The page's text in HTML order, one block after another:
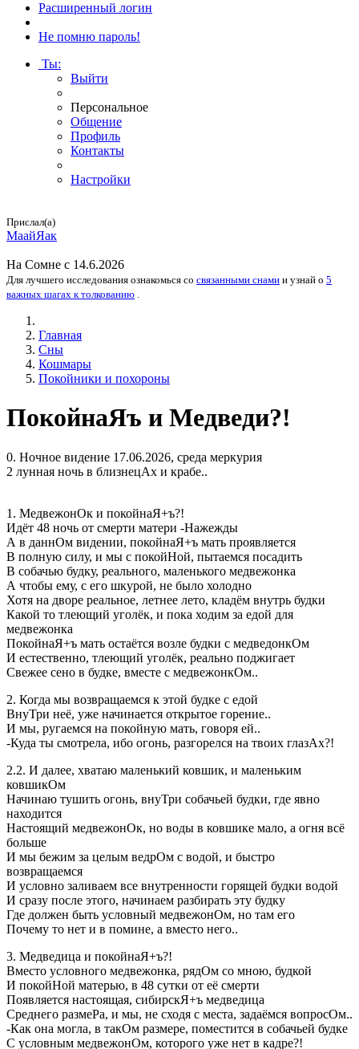
Расширенный логин
Не помню пароль!
Ты:
Выйти
Персональное
Общение
Профиль
Контакты
Настройки
Прислал(а)
МаайЯак
На Сомне с 14.6.2026
Для лучшего исследования ознакомься со связанными снами и узнай о 5
важных шагах к толкованию .
Главная
Сны
Кошмары
Покойники и похороны
ПокойнаЯъ и Медведи?!
0. Ночное видение 17.06.2026, среда меркурия
2 лунная ночь в близнецАх и крабе..
1. МедвежонОк и покойнаЯ+ъ?!
Идёт 48 ночь от смерти матери -Нажежды
А в даннОм видении, покойнаЯ+ъ мать проявляется
В полную силу, и мы с покойНой, пытаемся посадить
В собачью будку, реального, маленького медвежонка
А чтобы ему, с его шкурой, не было холодно
Хотя на дворе реальное, летнее лето, кладём внутрь будки
Какой то тлеющий уголёк, и пока ходим за едой для
медвежонка
ПокойнаЯ+ъ мать остаётся возле будки с медведонкОм
И естественно, тлеющий уголёк, реально поджигает
Свежее сено в будке, вместе с медвежонкОм..
2. Когда мы возвращаемся к этой будке с едой
ВнуТри неё, уже начинается открытое горение..
И мы, ругаемся на покойную мать, говоря ей..
-Куда ты смотрела, ибо огонь, разгорелся на твоих глазАх?!
2.2. И далее, хватаю маленький ковшик, и маленьким
ковшикОм
Начинаю тушить огонь, внуТри собачьей будки, где явно
находится
Настоящий медвежонОк, но воды в ковшике мало, а огня всё
больше
И мы бежим за целым ведрОм с водой, и быстро
возвращаемся
И условно заливаем все внутренности горящей будки водой
И сразу после этого, начинаем разбирать эту будку
Где должен быть условный медвежонОм, но там его
Почему то нет и в помине, а вместо него..
3. Медведица и покойнаЯ+ъ?!
Вместо условного медвежонка, рядОм со мною, будкой
И покойНой матерью, в 48 сутки от её смерти
Появляется настоящая, сибирскЯ+ъ медведица
Среднего размеРа, и мы, не сходя с места, задаёмся вопросОм..
-Как она могла, в такОм размере, поместится в собачьей будке
С условным медвежонОм, которого уже нет в кадре?!